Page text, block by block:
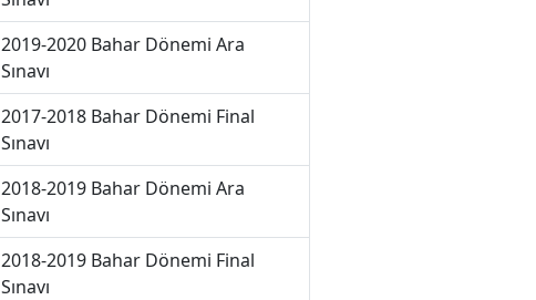
2019-2020 Bahar Dönemi Ara
Sınavı
2017-2018 Bahar Dönemi Final
Sınavı
2018-2019 Bahar Dönemi Ara
Sınavı
2018-2019 Bahar Dönemi Final
Sınavı